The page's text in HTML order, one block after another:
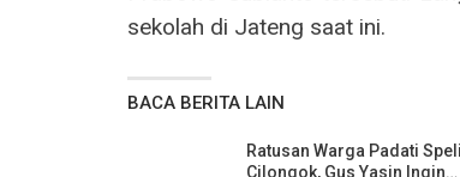
sekolah di Jateng saat ini.
BACA BERITA LAIN
Ratusan Warga Padati
Cilongok, Gus Yasin Ingin…